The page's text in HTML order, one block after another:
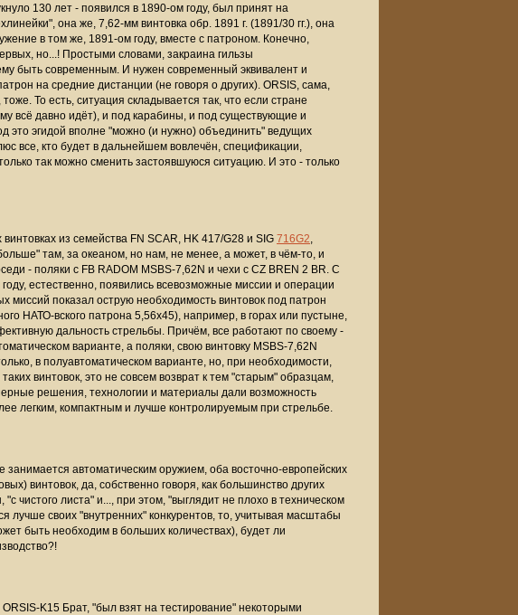
130 лет - появился в 1890-ом году, был принят на
она же, 7,62-мм винтовка обр. 1891 г. (1891/30 гг.), она
в том же, 1891-ом году, вместе с патроном. Конечно,
но...! Простыми словами, закраина гильзы
быть современным. И нужен современный эквивалент и
на средние дистанции (не говоря о других). ORSIS, сама,
То есть, ситуация складывается так, что если стране
всё давно идёт), и под карабины, и под существующие и
это эгидой вполне "можно (и нужно) объединить" ведущих
все, кто будет в дальнейшем вовлечён, спецификации,
так можно сменить застоявшуюся ситуацию. И это - только
из семейства FN SCAR, HK 417/G28 и SIG 716G2,
там, за океаном, но нам, не менее, а может, в чём-то, и
- поляки с FB RADOM MSBS-7,62N и чехи с CZ BREN 2 BR. С
естественно, появились всевозможные миссии и операции
показал острую необходимость винтовок под патрон
НАТО-вского патрона 5,56х45), например, в горах или пустыне,
дальность стрельбы. Причём, все работают по своему -
варианте, а поляки, свою винтовку MSBS-7,62N
в полуавтоматическом варианте, но, при необходимости,
винтовок, это не совсем возврат к тем "старым" образцам,
решения, технологии и материалы дали возможность
легким, компактным и лучше контролируемым при стрельбе.
автоматическим оружием, оба восточно-европейских
винтовок, да, собственно говоря, как большинство других
чистого листа" и..., при этом, "выглядит не плохо в техническом
лучше своих "внутренних" конкурентов, то, учитывая масштабы
быть необходим в больших количествах), будет ли
K15 Брат, "был взят на тестирование" некоторыми